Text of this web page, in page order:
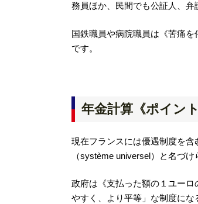
務員ほか、民間でも公証人、弁
国鉄職員や病院職員は《苦痛
です。
年金計算《ポイン
現在フランスには優遇制度を含
（système universel）と名づ
政府は《支払った額の１ユー
やすく、より平等」な制度にな